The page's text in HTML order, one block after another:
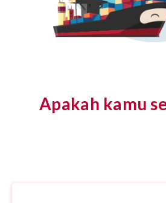
Apakah kamu